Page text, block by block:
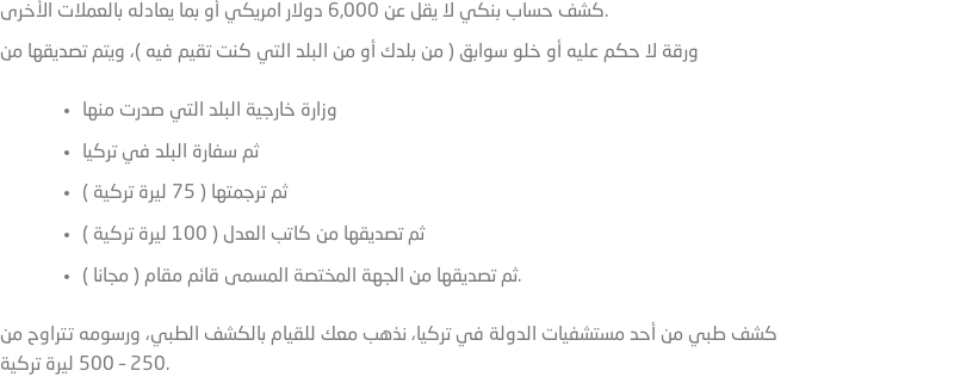
كشف حساب بنكي لا يقل عن 6,000 دولار امريكي أو بما يعادله بالعملات الأخرى.
ورقة لا حكم عليه أو خلو سوابق ( من بلدك أو من البلد التي كنت تقيم فيه )، ويتم تصديقها من
وزارة خارجية البلد التي صدرت منها
ثم سفارة البلد في تركيا
ثم ترجمتها ( 75 ليرة تركية )
ثم تصديقها من كاتب العدل ( 100 ليرة تركية )
ثم تصديقها من الجهة المختصة المسمى قائم مقام ( مجانا ).
كشف طبي من أحد مستشفيات الدولة في تركيا، نذهب معك للقيام بالكشف الطبي، ورسومه تتراوح من
250 – 500 ليرة تركية.